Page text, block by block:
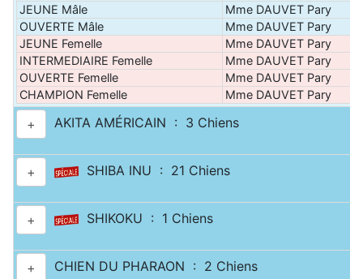
JEUNE Mâle
Mme DAUVET Pary
OUVERTE Mâle
Mme DAUVET Pary
JEUNE Femelle
Mme DAUVET Pary
INTERMEDIAIRE Femelle
Mme DAUVET Pary
OUVERTE Femelle
Mme DAUVET Pary
CHAMPION Femelle
Mme DAUVET Pary
+ AKITA AMÉRICAIN : 3 Chiens
+ SHIBA INU : 21 Chiens
+ SHIKOKU : 1 Chiens
+ CHIEN DU PHARAON : 2 Chiens